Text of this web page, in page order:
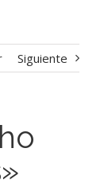
Siguiente